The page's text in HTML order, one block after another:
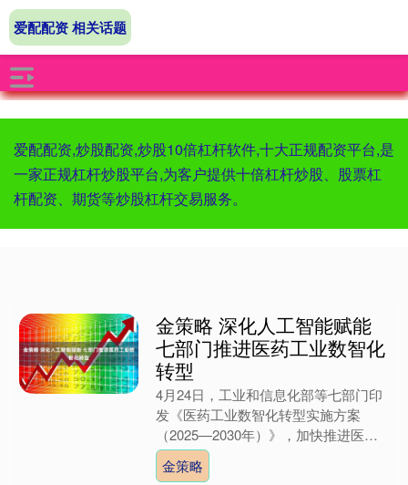
爱配配资,炒股配资,炒股10倍杠杆软件,十大正规配资平台,是
一家正规杠杆炒股平台,为客户提供十倍杠杆炒股、股票杠
杆配资、期货等炒股杠杆交易服务。
爱配配资 相关话题
金策略 深化人工智能赋能
七部门推进医药工业数智化
转型
4月24日，工业和信息化部等七部门印
发《医药工业数智化转型实施方案
（2025—2030年）》，加快推进医药
工业数智化转型，推动新一代信息技术
与医药产业链深度融合....
金策略